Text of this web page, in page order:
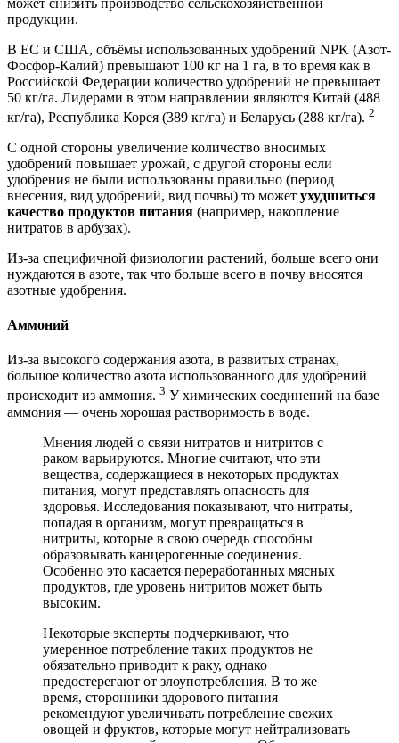
продукции.
В ЕС и США, объёмы использованных удобрений NPK (Азот-
Фосфор-Калий) превышают 100 кг на 1 га, в то время как в
Российской Федерации количество удобрений не превышает
50 кг/га. Лидерами в этом направлении являются Китай (488
кг/га), Республика Корея (389 кг/га) и Беларусь (288 кг/га). 2
С одной стороны увеличение количество вносимых
удобрений повышает урожай, с другой стороны если
удобрения не были использованы правильно (период
внесения, вид удобрений, вид почвы) то может ухудшиться
качество продуктов питания (например, накопление
нитратов в арбузах).
Из-за специфичной физиологии растений, больше всего они
нуждаются в азоте, так что больше всего в почву вносятся
азотные удобрения.
Аммоний
Из-за высокого содержания азота, в развитых странах,
большое количество азота использованного для удобрений
происходит из аммония. 3 У химических соединений на базе
аммония — очень хорошая растворимость в воде.
Мнения людей о связи нитратов и нитритов с
раком варьируются. Многие считают, что эти
вещества, содержащиеся в некоторых продуктах
питания, могут представлять опасность для
здоровья. Исследования показывают, что нитраты,
попадая в организм, могут превращаться в
нитриты, которые в свою очередь способны
образовывать канцерогенные соединения.
Особенно это касается переработанных мясных
продуктов, где уровень нитритов может быть
высоким.
Некоторые эксперты подчеркивают, что
умеренное потребление таких продуктов не
обязательно приводит к раку, однако
предостерегают от злоупотребления. В то же
время, сторонники здорового питания
рекомендуют увеличивать потребление свежих
овощей и фруктов, которые могут нейтрализовать